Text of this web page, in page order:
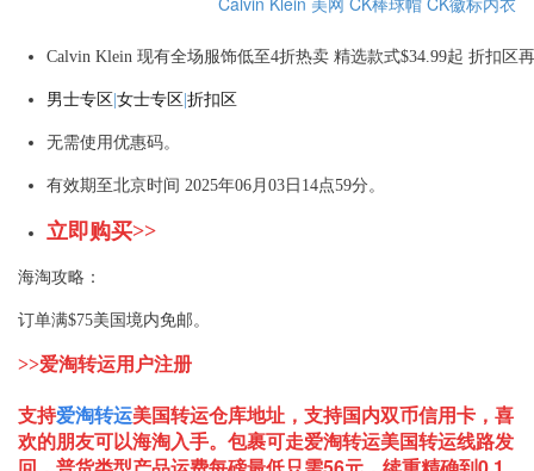
Calvin Klein 现有全场服饰低至4折热卖 精选款式$34.99起 折扣区
男士专区 女士专区 折扣区
无需使用优惠码。
有效期至北京时间 2025年06月03日14点59分。
立即购买>>
海淘攻略：
订单满$75美国境内免邮。
>>爱淘转运用户注册
支持爱淘转运美国转运仓库地址，支持国内双币信用卡，喜
欢的朋友可以海淘入手。包裹可走爱淘转运美国转运线路发